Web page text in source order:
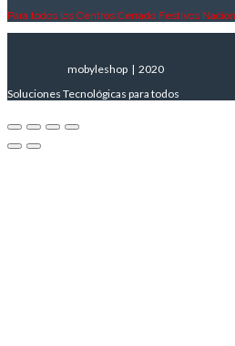
Para todos los Centros Cerrado Festivos
mobyleshop | 2020
Soluciones Tecnológicas para todos